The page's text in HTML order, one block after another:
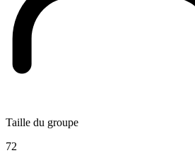
Taille du groupe
72